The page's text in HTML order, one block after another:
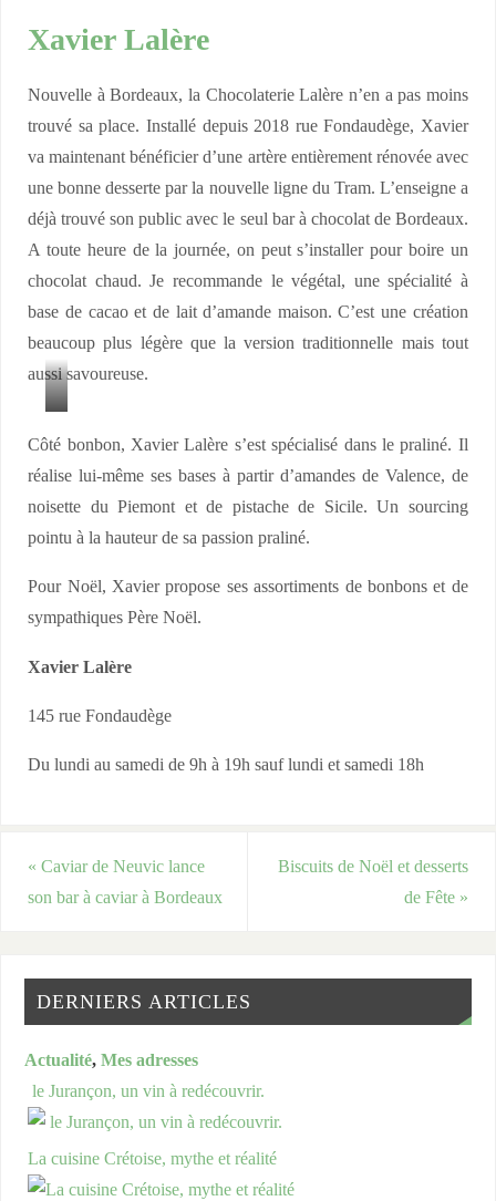
Xavier Lalère
Nouvelle à Bordeaux, la Chocolaterie Lalère n’en a pas moins
trouvé sa place. Installé depuis 2018 rue Fondaudège, Xavier
va maintenant bénéficier d’une artère entièrement rénovée avec
une bonne desserte par la nouvelle ligne du Tram. L’enseigne a
déjà trouvé son public avec le seul bar à chocolat de Bordeaux.
A toute heure de la journée, on peut s’installer pour boire un
chocolat chaud. Je recommande le végétal, une spécialité à
base de cacao et de lait d’amande maison. C’est une création
beaucoup plus légère que la version traditionnelle mais tout
aussi savoureuse.
L
a
i
t
d
a
d
e
Côté bonbon, Xavier Lalère s’est spécialisé dans le praliné. Il
réalise lui-même ses bases à partir d’amandes de Valence, de
noisette du Piemont et de pistache de Sicile. Un sourcing
pointu à la hauteur de sa passion praliné.
Pour Noël, Xavier propose ses assortiments de bonbons et de
sympathiques Père Noël.
Xavier Lalère
145 rue Fondaudège
Du lundi au samedi de 9h à 19h sauf lundi et samedi 18h
« Caviar de Neuvic lance
son bar à caviar à Bordeaux
Biscuits de Noël et desserts
de Fête »
DERNIERS ARTICLES
Actualité,Mes adresses
le Jurançon, un vin à redécouvrir.
La cuisine Crétoise, mythe et réalité